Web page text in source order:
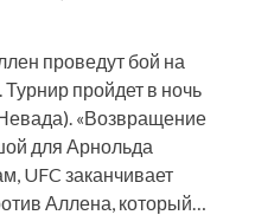
проведут бой на
пройдет в ночь
«Возвращение
для Арнольда
UFC заканчивает
Аллена, который…